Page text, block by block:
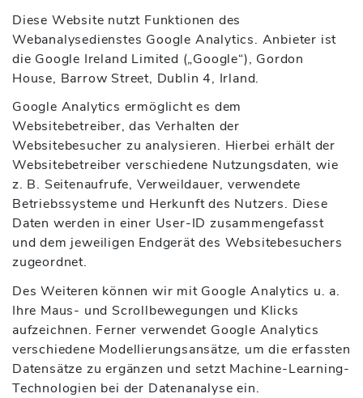
Diese Website nutzt Funktionen des
Webanalysedienstes Google Analytics. Anbieter ist
die Google Ireland Limited („Google“), Gordon
House, Barrow Street, Dublin 4, Irland.
Google Analytics ermöglicht es dem
Websitebetreiber, das Verhalten der
Websitebesucher zu analysieren. Hierbei erhält der
Websitebetreiber verschiedene Nutzungsdaten, wie
z. B. Seitenaufrufe, Verweildauer, verwendete
Betriebssysteme und Herkunft des Nutzers. Diese
Daten werden in einer User-ID zusammengefasst
und dem jeweiligen Endgerät des Websitebesuchers
zugeordnet.
Des Weiteren können wir mit Google Analytics u. a.
Ihre Maus- und Scrollbewegungen und Klicks
aufzeichnen. Ferner verwendet Google Analytics
verschiedene Modellierungsansätze, um die erfassten
Datensätze zu ergänzen und setzt Machine-Learning-
Technologien bei der Datenanalyse ein.